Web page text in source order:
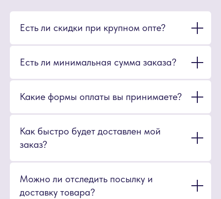
Есть ли скидки при крупном опте?
Есть ли минимальная сумма заказа?
Какие формы оплаты вы принимаете?
Как быстро будет доставлен мой
заказ?
Можно ли отследить посылку и
доставку товара?